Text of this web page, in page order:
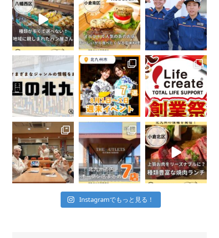
Instagramでもっと見る！